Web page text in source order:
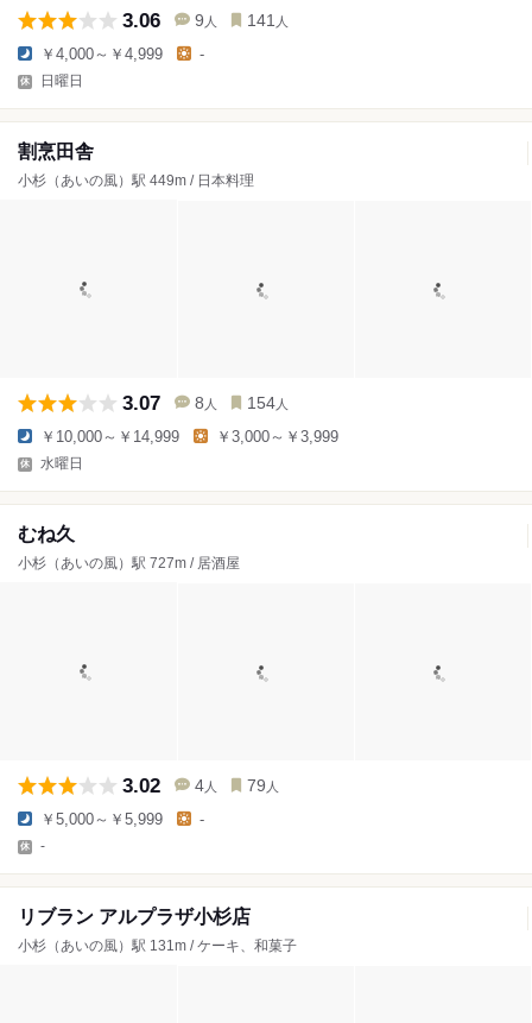
3.06 9 人 141 人
￥4,000～￥4,999 -
日曜日
割烹田舎
小杉（あいの風）駅 449m / 日本料理
3.07 8 人 154 人
￥10,000～￥14,999 ￥3,000～￥3,999
水曜日
むね久
小杉（あいの風）駅 727m / 居酒屋
3.02 4 人 79 人
￥5,000～￥5,999 -
-
リブラン アルプラザ小杉店
小杉（あいの風）駅 131m / ケーキ、和菓子